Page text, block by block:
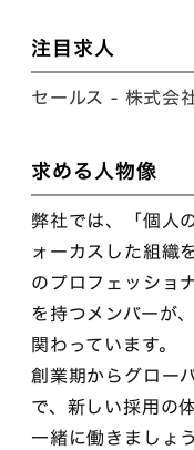
注目求人
セールス - 株式会
求める人物像
弊社では、「個人
ォーカスした組織
のプロフェッショ
を持つメンバーが
関わっています。
創業期からグロー
で、新しい採用の
一緒に働きましょ